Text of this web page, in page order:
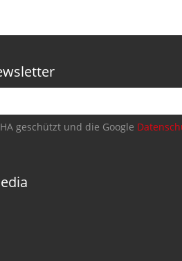
geschützt und die Google